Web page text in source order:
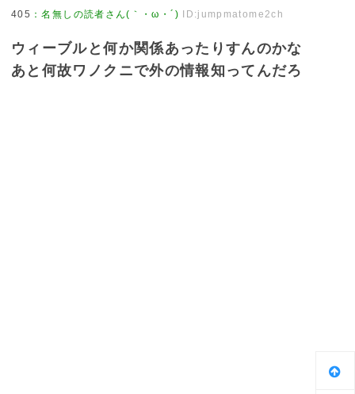
405 ：名無しの読者さん(｀・ω・´) ID:jumpmatome2ch
ウィーブルと何か関係あったりすんのかな
あと何故ワノクニで外の情報知ってんだろ